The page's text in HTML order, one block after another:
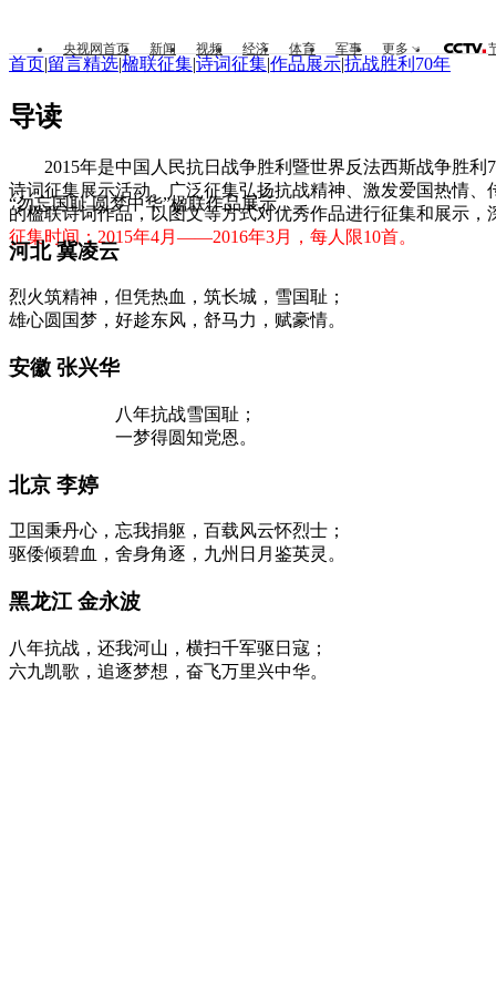
央视网首页 新闻 视频 经济 体育 军事 更多
首页|留言精选|楹联征集|诗词征集|作品展示|抗战胜利70年
导读
2015年是中国人民抗日战争胜利暨世界反法西斯战争胜利
诗词征集展示活动。广泛征集弘扬抗战精神、激发爱国热情
的楹联诗词作品，以图文等方式对优秀作品进行征集和展示
征集时间：2015年4月——2016年3月，每人限10首。
“勿忘国耻 圆梦中华”楹联作品展示
河北 冀凌云
烈火筑精神，但凭热血，筑长城，雪国耻；
雄心圆国梦，好趁东风，舒马力，赋豪情。
安徽 张兴华
八年抗战雪国耻；
一梦得圆知党恩。
北京 李婷
卫国秉丹心，忘我捐躯，百载风云怀烈士；
驱倭倾碧血，舍身角逐，九州日月鉴英灵。
黑龙江 金永波
八年抗战，还我河山，横扫千军驱日寇；
六九凯歌，追逐梦想，奋飞万里兴中华。